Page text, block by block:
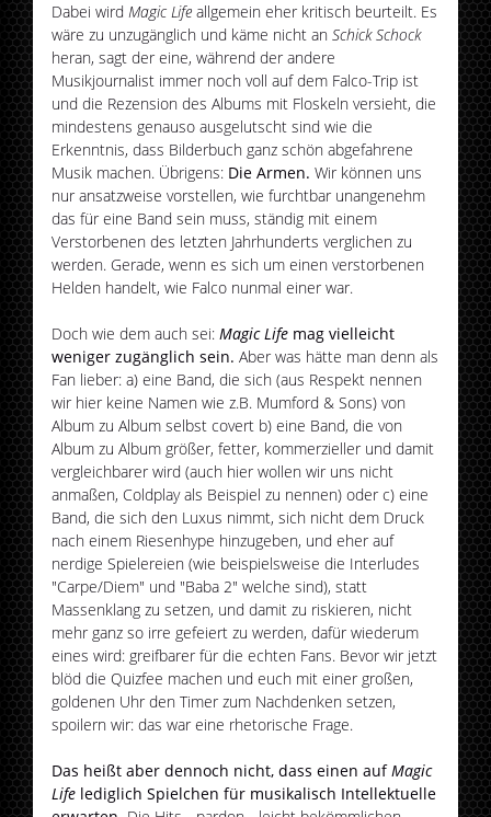
Dabei wirdMagic Life allgemein eher kritisch beurteilt. Es
wäre zu unzugänglich und käme nicht anSchick Schock
heran, sagt der eine, während der andere
Musikjournalist immer noch voll auf dem Falco-Trip ist
und die Rezension des Albums mit Floskeln versieht, die
mindestens genauso ausgelutscht sind wie die
Erkenntnis, dass Bilderbuch ganz schön abgefahrene
Musik machen. Übrigens: Die Armen.Wir können uns
nur ansatzweise vorstellen, wie furchtbar unangenehm
das für eine Band sein muss, ständig mit einem
Verstorbenen des letzten Jahrhunderts verglichen zu
werden. Gerade, wenn es sich um einen verstorbenen
Helden handelt, wie Falco nunmal einer war.
Doch wie dem auch sei: MagicLife mag vielleicht
weniger zugänglich sein. Aber was hätte man denn als
Fan lieber: a) eine Band, die sich (aus Respekt nennen
wir hier keine Namen wie z.B. Mumford & Sons) von
Album zu Album selbst covert b) eine Band, die von
Album zu Album größer, fetter, kommerzieller und damit
vergleichbarer wird (auch hier wollen wir uns nicht
anmaßen, Coldplay als Beispiel zu nennen) oder c) eine
Band, die sich den Luxus nimmt, sich nicht dem Druck
nach einem Riesenhype hinzugeben, und eher auf
nerdige Spielereien (wie beispielsweise die Interludes
"Carpe/Diem" und "Baba 2" welche sind), statt
Massenklang zu setzen, und damit zu riskieren, nicht
mehr ganz so irre gefeiert zu werden, dafür wiederum
eines wird: greifbarer für die echten Fans. Bevor wir jetzt
blöd die Quizfee machen und euch mit einer großen,
goldenen Uhr den Timer zum Nachdenken setzen,
spoilern wir: das war eine rhetorische Frage.
Das heißt aber dennoch nicht, dass einen aufMagic
Life lediglich Spielchen für musikalisch Intellektuelle